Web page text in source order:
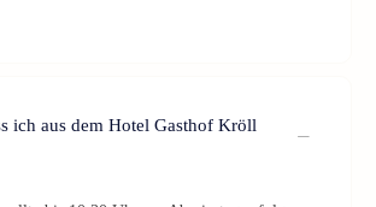
ich aus dem Hotel Gasthof Kröll